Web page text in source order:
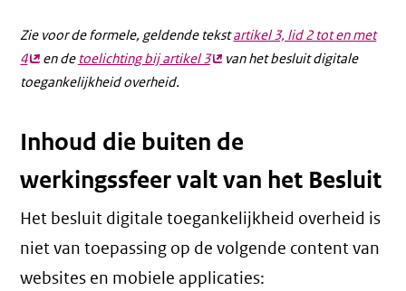
Zie voor de formele, geldende tekstartikel 3, lid 2 tot en met
4(externe
link)
en de toelichting bij artikel 3(externe
van het besluit digitale
toegankelijkheid overheid.
Inhoud die buiten de
werkingssfeer valt van het Besluit
Het besluit digitale toegankelijkheid overheid is
niet van toepassing op de volgende content van
websites en mobiele applicaties: